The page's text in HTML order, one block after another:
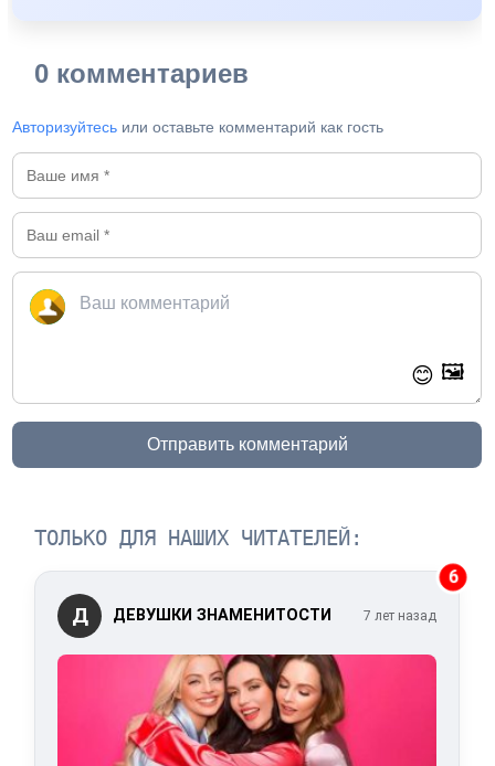
0 комментариев
Авторизуйтесь или оставьте комментарий как гость
😊 🖼️
Отправить комментарий
ТОЛЬКО ДЛЯ НАШИХ ЧИТАТЕЛЕЙ:
6
Д ДЕВУШКИ ЗНАМЕНИТОСТИ 7 лет назад